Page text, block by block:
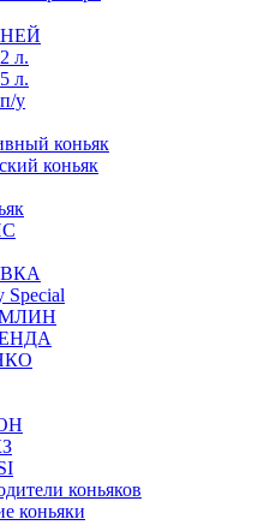
л.
л.
у
коньяк
коньяк
Special
коньяков
коньяки